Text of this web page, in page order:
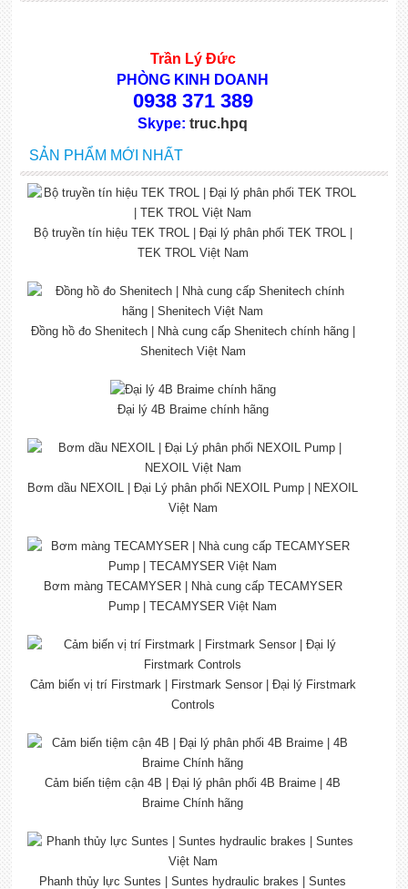
Trần Lý Đức
PHÒNG KINH DOANH
0938 371 389
Skype:truc.hpq
SẢN PHẨM MỚI NHẤT
Bộ truyền tín hiệu TEK TROL | Đại lý phân phối TEK TROL |
TEK TROL Việt Nam
Đồng hồ đo Shenitech | Nhà cung cấp Shenitech chính hãng |
Shenitech Việt Nam
Đại lý 4B Braime chính hãng
Bơm dầu NEXOIL | Đại Lý phân phối NEXOIL Pump | NEXOIL
Việt Nam
Bơm màng TECAMYSER | Nhà cung cấp TECAMYSER
Pump | TECAMYSER Việt Nam
Cảm biến vị trí Firstmark | Firstmark Sensor | Đại lý Firstmark
Controls
Cảm biến tiệm cận 4B | Đại lý phân phối 4B Braime | 4B
Braime Chính hãng
Phanh thủy lực Suntes | Suntes hydraulic brakes | Suntes